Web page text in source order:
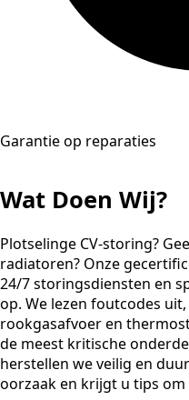
Garantie op reparaties
Wat Doen Wij?
Plotselinge CV-storing?
radiatoren? Onze
24/7 storingsdiensten en
op. We lezen foutcodes
rookgasafvoer en
de meest kritische
herstellen we veilig en
oorzaak en krijgt u tips